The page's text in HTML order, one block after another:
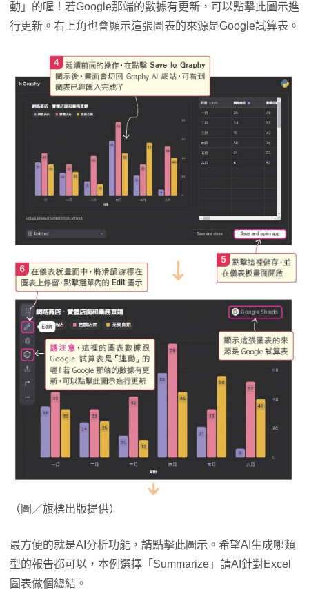
動」的喔！若Google那端的數據有更新，可以點擊此圖示進
行更新。右上角也會顯示這張圖表的來源是Google試算表。
（圖／旗標出版提供）
最方便的就是AI分析功能，請點擊此圖示。希望AI生成哪類
型的報告都可以，本例選擇「Summarize」請AI針對Excel
圖表做個總結。